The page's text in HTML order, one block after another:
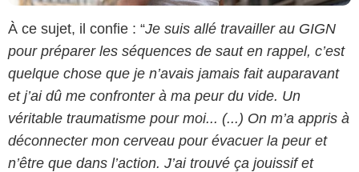
À ce sujet, il confie : “Je suis allé travailler au GIGN
pour préparer les séquences de saut en rappel, c’est
quelque chose que je n’avais jamais fait auparavant
et j’ai dû me confronter à ma peur du vide. Un
véritable traumatisme pour moi... (...) On m’a appris à
déconnecter mon cerveau pour évacuer la peur et
n’être que dans l’action. J’ai trouvé ça jouissif et